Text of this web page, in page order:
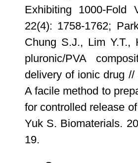
Exhibiting 1000-Fold
22(4): 1758-1762;
Chung S.J., Lim Y.T.,
pluronic/PVA
delivery of ionic drug
A facile method to
for controlled release
Yuk S. Biomaterials.
19.